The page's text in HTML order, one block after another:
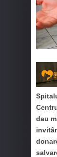
dau